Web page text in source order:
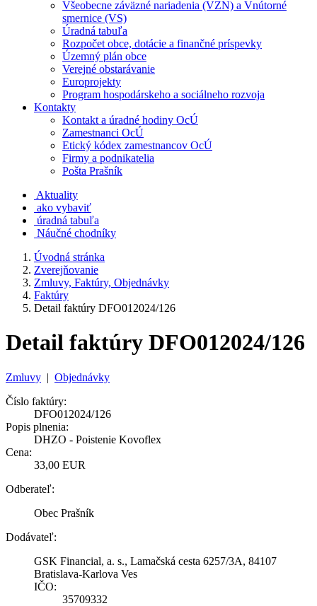
Všeobecne záväzné nariadenia (VZN) a Vnútorné
smernice (VS)
Úradná tabuľa
Rozpočet obce, dotácie a finančné príspevky
Územný plán obce
Verejné obstarávanie
Europrojekty
Program hospodárskeho a sociálneho rozvoja
Kontakty
Kontakt a úradné hodiny OcÚ
Zamestnanci OcÚ
Etický kódex zamestnancov OcÚ
Firmy a podnikatelia
Pošta Prašník
Aktuality
ako vybaviť
úradná tabuľa
Náučné chodníky
Úvodná stránka
Zverejňovanie
Zmluvy, Faktúry, Objednávky
Faktúry
Detail faktúry DFO012024/126
Detail faktúry DFO012024/126
Zmluvy | Objednávky
Číslo faktúry:
DFO012024/126
Popis plnenia:
DHZO - Poistenie Kovoflex
Cena:
33,00 EUR
Odberateľ:
Obec Prašník
Dodávateľ:
GSK Financial, a. s., Lamačská cesta 6257/3A, 84107
Bratislava-Karlova Ves
IČO:
35709332